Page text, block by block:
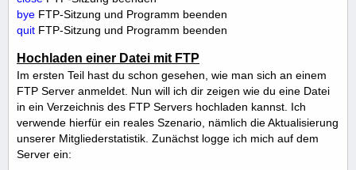
bye FTP-Sitzung und Programm beenden
quit FTP-Sitzung und Programm beenden
Hochladen einer Datei mit FTP
Im ersten Teil hast du schon gesehen, wie man sich an einem
FTP Server anmeldet. Nun will ich dir zeigen wie du eine Datei
in ein Verzeichnis des FTP Servers hochladen kannst. Ich
verwende hierfür ein reales Szenario, nämlich die Aktualisierung
unserer Mitgliederstatistik. Zunächst logge ich mich auf dem
Server ein: